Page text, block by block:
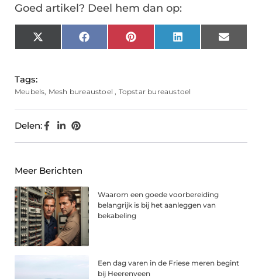
Goed artikel? Deel hem dan op:
X
(Twitter)
FacebookPinterest LinkedIn Email
Tags:
Meubels, Mesh bureaustoel , Topstar bureaustoel
Delen:
Meer Berichten
Waarom een goede voorbereiding
belangrijk is bij het aanleggen van
bekabeling
Een dag varen in de Friese meren begint
bij Heerenveen